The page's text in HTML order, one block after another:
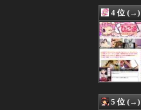
08/08 17:03
08/08 17:03
08/08 17:02
08/08 17:02
08/08 17:00
08/08 17:00
08/08 17:00
08/08 17:00
08/08 17:00
08/08 17:00
08/08 17:00
4 位 (→)
5 位 (→)